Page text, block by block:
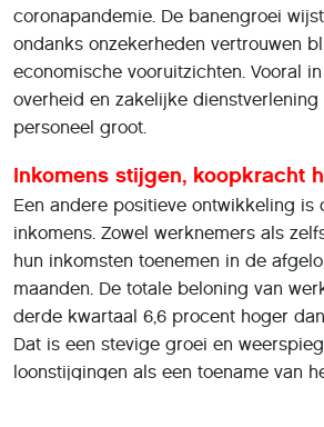
coronapandemie. De banengroei
ondanks onzekerheden vertrouwen
economische vooruitzichten. Vooral
overheid en zakelijke
personeel groot.
Inkomens stijgen, koopkracht
Een andere positieve ontwikkeling is
inkomens. Zowel werknemers als
hun inkomsten toenemen in de
maanden. De totale beloning van
derde kwartaal 6,6 procent hoger dan
Dat is een stevige groei en
loonstijgingen als een toename van